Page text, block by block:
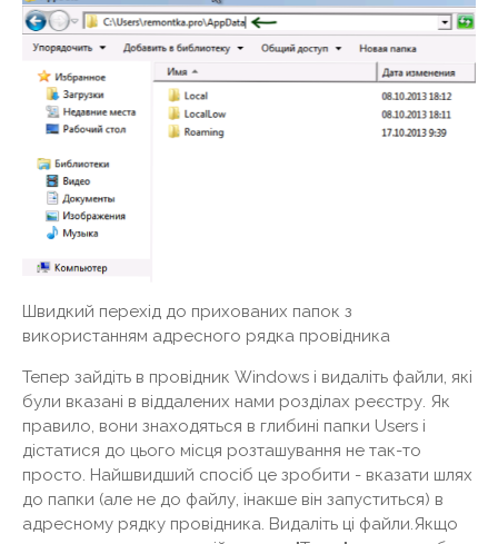
Швидкий перехід до прихованих папок з
використанням адресного рядка провідника
Тепер зайдіть в провідник Windows і видаліть файли, які
були вказані в віддалених нами розділах реєстру. Як
правило, вони знаходяться в глибині папки Users і
дістатися до цього місця розташування не так-то
просто. Найшвидший спосіб це зробити - вказати шлях
до папки (але не до файлу, інакше він запуститься) в
адресному рядку провідника. Видаліть ці файли.Якщо